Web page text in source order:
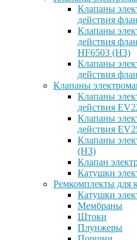
Клапаны
действия
Клапаны
действия
HF6503 (Н3)
Клапаны
действия
Клапаны
Клапаны
действия
Клапаны
действия
Клапаны
(НЗ)
Клапан
Катушки
Ремкомплекты для
Катушки
Мембраны
Штоки
Плунжеры